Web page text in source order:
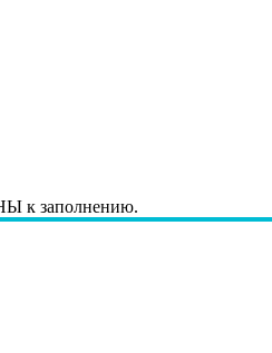
к заполнению.